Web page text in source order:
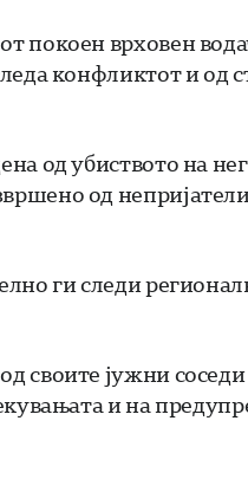
покоен врховен
конфликтот и
од убиството на
од
ги следи
своите јужни
и на